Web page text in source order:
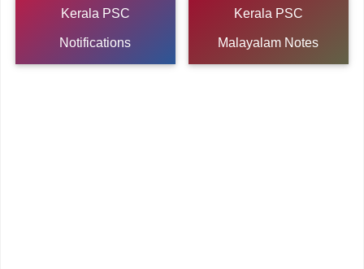
Kerala PSC
Notifications
Kerala PSC
Malayalam Notes